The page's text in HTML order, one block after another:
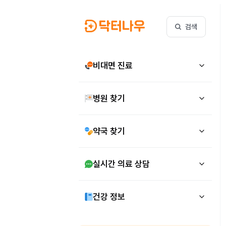
검색
비대면 진료
병원 찾기
약국 찾기
실시간 의료 상담
건강 정보